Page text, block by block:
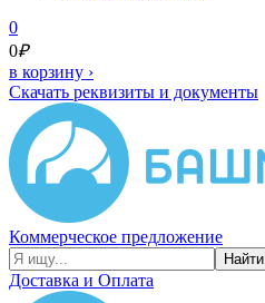
0
0₽
в корзину ›
Скачать реквизиты и документы
Коммерческое предложение
Найти
Доставка и Оплата